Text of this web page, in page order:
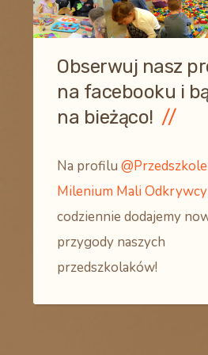
Obserwuj nasz
na facebooku i
na bieżąco!
Na profilu @Przedszkole
Milenium Mali Odkrywcy
codziennie dodajemy
przygody naszych
przedszkolaków!